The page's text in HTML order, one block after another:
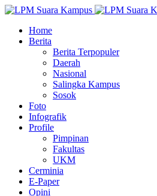
Home
Berita
Berita Terpopuler
Daerah
Nasional
Salingka Kampus
Sosok
Foto
Infografik
Profile
Pimpinan
Fakultas
UKM
Cerminia
E-Paper
Opini